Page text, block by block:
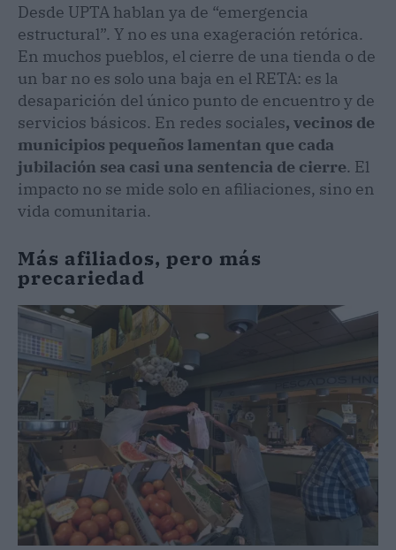
Desde UPTA hablan ya de “emergencia
estructural”. Y no es una exageración retórica.
En muchos pueblos, el cierre de una tienda o de
un bar no es solo una baja en el RETA: es la
desaparición del único punto de encuentro y de
servicios básicos. En redes sociales, vecinos de
municipios pequeños lamentan que cada
jubilación sea casi una sentencia de cierre. El
impacto no se mide solo en afiliaciones, sino en
vida comunitaria.
Más afiliados, pero más
precariedad